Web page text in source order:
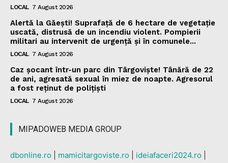
LOCAL 7 August 2026
Alertă la Găești! Suprafață de 6 hectare de vegetație
uscată, distrusă de un incendiu violent. Pompierii
militari au intervenit de urgență și în comunele...
LOCAL 7 August 2026
Caz șocant într-un parc din Târgoviște! Tânără de 22
de ani, agresată sexual în miez de noapte. Agresorul
a fost reținut de polițiști
LOCAL 7 August 2026
MIPADOWEB MEDIA GROUP
dbonline.ro mamicitargoviste.ro ideiafaceri2024.ro